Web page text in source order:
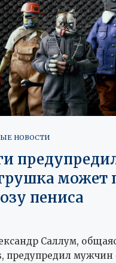
НОВОСТИ
может
пениса
Саллум,
предупредил мужчин